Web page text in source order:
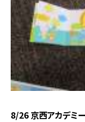
8/26 京西アカデミ